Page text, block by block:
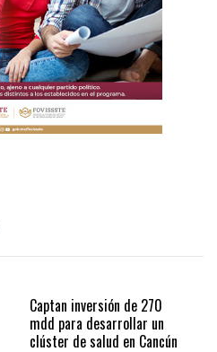
Captan inversión de 270
mdd para desarrollar un
clúster de salud en Cancún